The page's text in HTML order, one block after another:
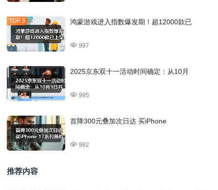
鸿蒙游戏进入指数爆发期！超12000款已
997
2025京东双十一活动时间确定：从10月
995
首降300元叠加次日达 买iPhone
982
推荐内容